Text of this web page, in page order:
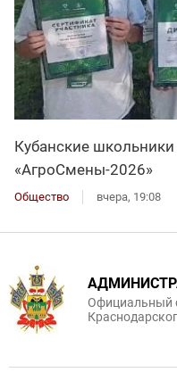
Кубанские
«АгроСмены-2026»
Общество вчера, 19:08
Официальный